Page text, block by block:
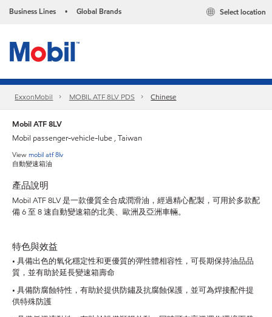
Business Lines • Global Brands Select location
ExxonMobil MOBIL ATF 8LV PDS Chinese
Mobil ATF 8LV
Mobil passenger-vehicle-lube , Taiwan
Viewmobil atf 8lv
自動變速箱油
產品說明
Mobil ATF 8LV 是一款優質全合成潤滑油，經過精心配製，可用於多款配
備 6 至 8 速自動變速箱的北美、歐洲及亞洲車輛。
特色與效益
• 具備出色的氧化穩定性和更優質的彈性體相容性，可長期保持油品品
質，並有助於延長變速箱壽命
• 具備防腐蝕特性，有助於提供防鏽及抗腐蝕保護，並可為焊接配件提
供特殊防護